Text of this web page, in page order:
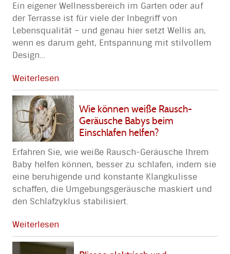
Ein eigener Wellnessbereich im Garten oder auf
der Terrasse ist für viele der Inbegriff von
Lebensqualität – und genau hier setzt Wellis an,
wenn es darum geht, Entspannung mit stilvollem
Design…
Weiterlesen
Wie können weiße Rausch-
Geräusche Babys beim
Einschlafen helfen?
Erfahren Sie, wie weiße Rausch-Geräusche Ihrem
Baby helfen können, besser zu schlafen, indem sie
eine beruhigende und konstante Klangkulisse
schaffen, die Umgebungsgeräusche maskiert und
den Schlafzyklus stabilisiert.
Weiterlesen